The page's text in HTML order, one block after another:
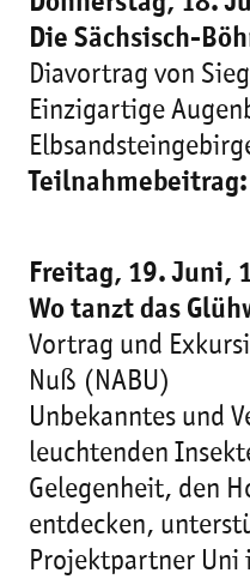
Die Sächsisch-
Diavortrag von
Einzigartige
Teilnahmebeitrag:
Freitag, 19. Juni,
Wo tanzt das
Vortrag und
Nuß (NABU)
Unbekanntes und
leuchtenden
Gelegenheit, den
entdecken,
Projektpartner Uni